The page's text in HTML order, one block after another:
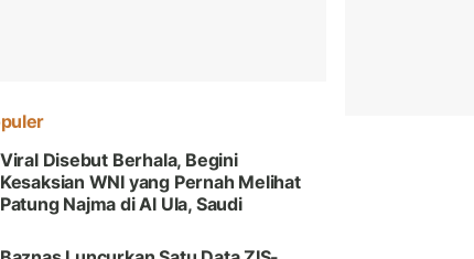
Viral Disebut Berhala, Begini
Kesaksian WNI yang Pernah Melihat
Patung Najma di Al Ula, Saudi